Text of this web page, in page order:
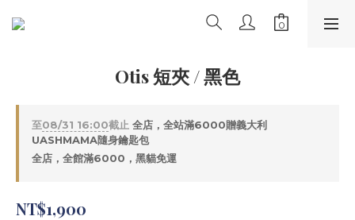
Otis 短夾 / 黑色
至08/31 16:00截止 全店，全站滿6000贈義大利
UASHMAMA隨身鑰匙包
全店，全館滿6000，黑貓免運
NT$1,900